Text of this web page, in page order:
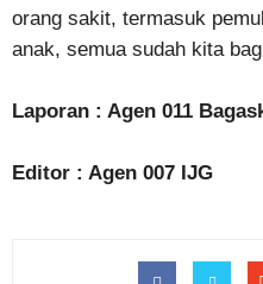
orang sakit, termasuk
anak, semua sudah kita
Laporan : Agen 011
Editor : Agen 007 IJG